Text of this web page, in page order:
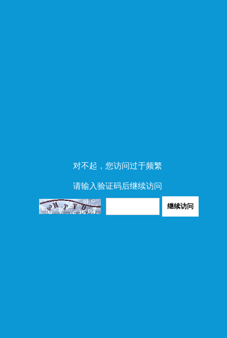
对不起，您访问过于频繁
请输入验证码后继续访问
继续访问